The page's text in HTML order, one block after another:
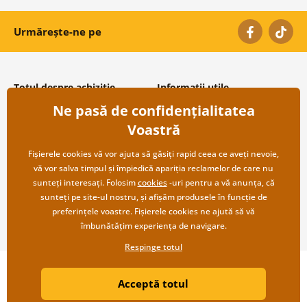
Urmărește-ne pe
Totul despre achiziție
Condiții și termeni generali
Protecția datelor personale
Transport și modalități de plată
Returnare
Informații utile
Despre noi
Întrebări frecvente
Contacte
Cooperare angro
Copyright ©2019 © Dovido.ro.
Litvanyi.sk| Magazinul online a fost creat de
Ne pasă de confidențialitatea
Voastră
Fișierele cookies vă vor ajuta să găsiți rapid ceea ce aveți nevoie,
vă vor salva timpul și împiedică apariția reclamelor de care nu
sunteți interesați. Folosimcookies-uri pentru a vă anunța, că
sunteți pe site-ul nostru, și afișăm produsele în funcție de
preferințele voastre. Fișierele cookies ne ajută să vă
îmbunătățim experiența de navigare.
Respinge totul
Acceptă totul